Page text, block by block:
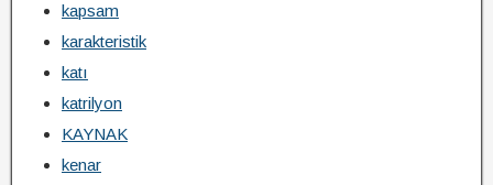
kapsam
karakteristik
katı
katrilyon
KAYNAK
kenar